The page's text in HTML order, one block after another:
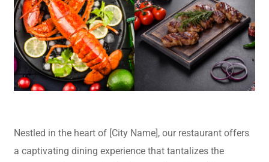
Nestled in the heart of [City Name], our restaurant offers
a captivating dining experience that tantalizes the